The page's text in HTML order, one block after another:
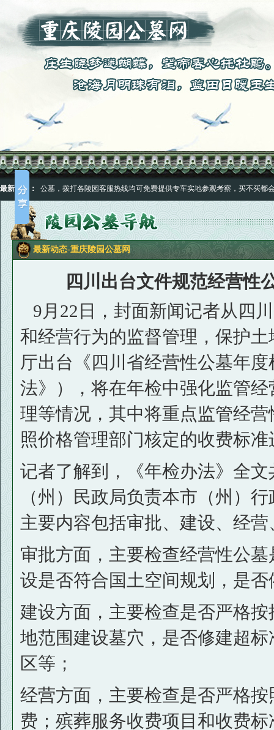
最新公告：
满意的公墓，拨打各陵园客服热线均可免费提供专车实地参观考察，买不买都会
满意的公墓，拨打各陵园客服热线均可免费提供专车实地参观考察，买不买都会
最新动态-重庆陵园公墓网
四川出台文件规范经营性
9月22日，封面新闻记者从四
和经营行为的监督管理，保护
厅出台《四川省经营性公墓年
法》），将在年检中强化监管
理等情况，其中将重点监管经
照价格管理部门核定的收费标
记者了解到，《年检办法》全
（州）民政局负责本市（州）
主要内容包括审批、建设、经
审批方面，主要检查经营性公
设是否符合国土空间规划，是
建设方面，主要检查是否严格
地范围建设墓穴，是否修建超
区等；
经营方面，主要检查是否严格
费；殡葬服务收费项目和收费